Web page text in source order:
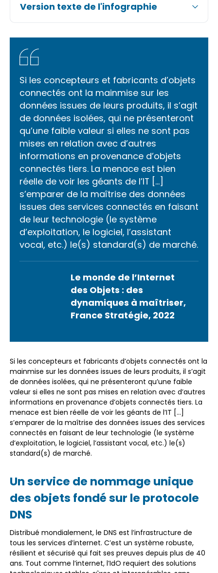
Version texte de l'infographie
Si les concepteurs et fabricants d’objets
connectés ont la mainmise sur les
données issues de leurs produits, il s’agit
de données isolées, qui ne présenteront
qu’une faible valeur si elles ne sont pas
mises en relation avec d’autres
informations en provenance d’objets
connectés tiers. La menace est bien
réelle de voir les géants de l’IT […]
s’emparer de la maîtrise des données
issues des services connectés en faisant
de leur technologie (le système
d’exploitation, le logiciel, l’assistant
vocal, etc.) le(s) standard(s) de marché.
Le monde de l’Internet
des Objets : des
dynamiques à maîtriser,
France Stratégie, 2022
Si les concepteurs et fabricants d’objets connectés ont la
mainmise sur les données issues de leurs produits, il s’agit
de données isolées, qui ne présenteront qu’une faible
valeur si elles ne sont pas mises en relation avec d’autres
informations en provenance d’objets connectés tiers. La
menace est bien réelle de voir les géants de l’IT […]
s’emparer de la maîtrise des données issues des services
connectés en faisant de leur technologie (le système
d’exploitation, le logiciel, l’assistant vocal, etc.) le(s)
standard(s) de marché.
Un service de nommage unique
des objets fondé sur le protocole
DNS
Distribué mondialement, le DNS est l’infrastructure de
tous les services d’internet. C’est un système robuste,
résilient et sécurisé qui fait ses preuves depuis plus de 40
ans. Tout comme l’internet, l’IdO requiert des solutions